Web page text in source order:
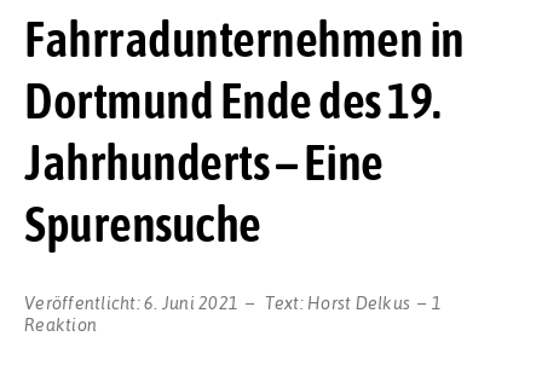
Fahrradunternehmen in
Dortmund Ende des 19.
Jahrhunderts – Eine
Spurensuche
Veröffentlicht:6. Juni 2021 Text: Horst Delkus
1
Reaktion